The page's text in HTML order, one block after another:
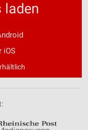
laden
iOS